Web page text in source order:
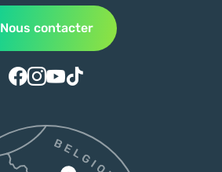
Nous contacter
Suivez-nous sur Facebook
Suivez-nous sur Instagram
Suivez-nous sur Youtube
Suivez-nous sur Tiktok